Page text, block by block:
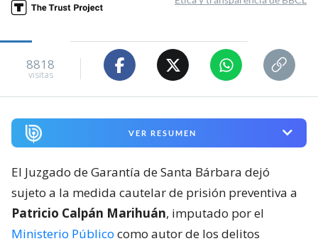
8818
visitas
VER RESUMEN
El Juzgado de Garantía de Santa Bárbara dejó
sujeto a la medida cautelar de prisión preventiva a
Patricio Calpán Marihuán, imputado por el
Ministerio Público como autor de los delitos